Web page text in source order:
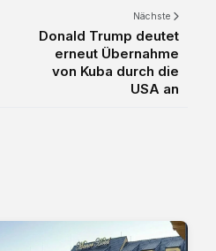
Nächste
Donald Trump deutet
erneut Übernahme
von Kuba durch die
USA an